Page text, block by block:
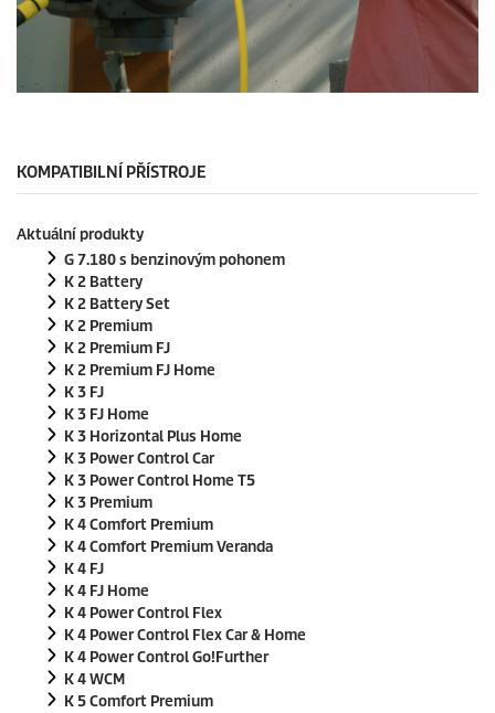
o
n
s
o
KOMPATIBILNÍ PŘÍSTROJE
Aktuální produkty
G 7.180 s benzinovým pohonem
K 2 Battery
K 2 Battery Set
K 2 Premium
K 2 Premium FJ
K 2 Premium FJ Home
K 3 FJ
K 3 FJ Home
K 3 Horizontal Plus Home
K 3 Power Control Car
K 3 Power Control Home T5
K 3 Premium
K 4 Comfort Premium
K 4 Comfort Premium Veranda
K 4 FJ
K 4 FJ Home
K 4 Power Control Flex
K 4 Power Control Flex Car & Home
K 4 Power Control Go!Further
K 4 WCM
K 5 Comfort Premium